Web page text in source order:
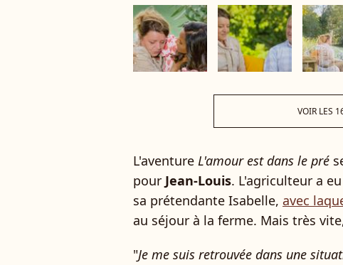
VOIR LES
L'aventure L'amour est dans le pré
pour Jean-Louis. L'agriculteur a
sa prétendante Isabelle, avec
au séjour à la ferme. Mais très
"Je me suis retrouvée dans une